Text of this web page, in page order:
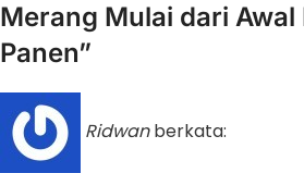
Merang Mulai dari Awal
Panen”
Ridwan berkata: